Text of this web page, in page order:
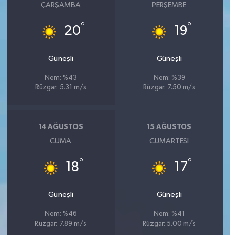
ÇARŞAMBA
20°
Güneşli
Nem: %43
Rüzgar: 5.31 m/s
PERŞEMBE
19°
Güneşli
Nem: %39
Rüzgar: 7.50 m/s
14 AĞUSTOS
CUMA
18°
Güneşli
Nem: %46
Rüzgar: 7.89 m/s
15 AĞUSTOS
CUMARTESI
17°
Güneşli
Nem: %41
Rüzgar: 5.00 m/s